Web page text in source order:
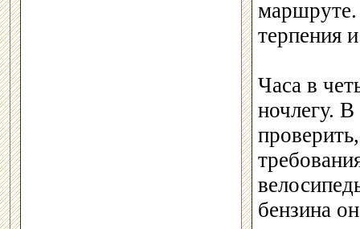
маршруте.
терпения
Часа в
ночлегу.
бензина